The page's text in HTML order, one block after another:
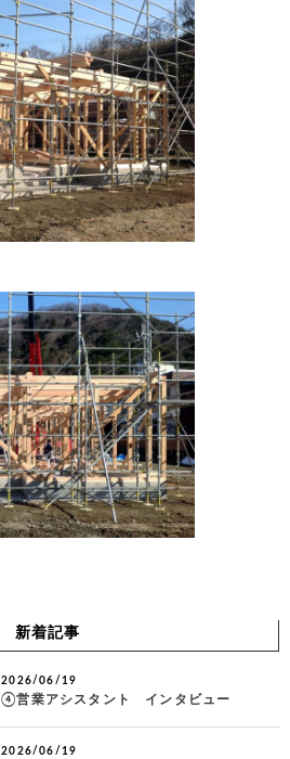
新着記事
2026/06/19
④営業アシスタント インタビュー
2026/06/19